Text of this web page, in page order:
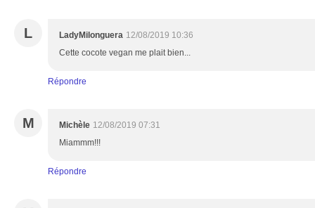
L LadyMilonguera 12/08/2019 10:36
Cette cocote vegan me plait bien...
Répondre
M Michèle 12/08/2019 07:31
Miammm!!!
Répondre